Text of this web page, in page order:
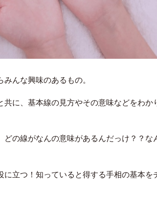
んな興味のあるもの。
共に、基本線の見方やその意味などをわか
どの線がなんの意味があるんだっけ？？な
に立つ！知っていると得する手相の基本を